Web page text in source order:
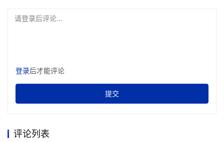
请登录后评论...
登录后才能评论
提交
评论列表